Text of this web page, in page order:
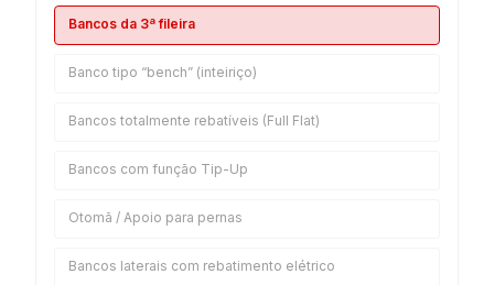
Bancos da 3ª fileira
Banco tipo “bench” (inteiriço)
Bancos totalmente rebatíveis (Full Flat)
Bancos com função Tip-Up
Otomã / Apoio para pernas
Bancos laterais com rebatimento elétrico